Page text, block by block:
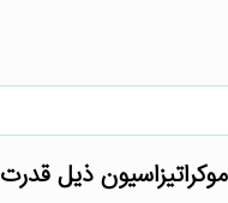
ذیل قدرت